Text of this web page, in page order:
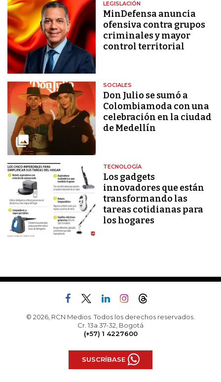
LEGISLACIÓN
MinDefensa anuncia
ofensiva contra grupos
criminales y mayor
control territorial
SOCIALES
Don Julio se sumó a
Colombiamoda con una
celebración en la ciudad
de Medellín
TECNOLOGÍA
Los gadgets
innovadores que están
transformando las
tareas cotidianas para
los hogares
© 2026, RCN Medios. Todos los derechos reservados.
Cr. 13a 37-32, Bogotá
(+57) 1 4227600
SUSCRÍBASE